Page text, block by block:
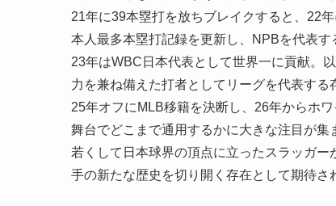
21年に39本塁打を放ちブレイクすると、22
本人最多本塁打記録を更新し、NPBを代表す
23年はWBC日本代表として世界一に貢献。
力を兼ね備えた打者としてリーグを代表する
25年オフにMLB移籍を決断し、26年からホ
舞台でどこまで通用するかに大きな注目が集
若くして日本球界の頂点に立ったスラッガ
手の新たな歴史を切り開く存在として期待さ